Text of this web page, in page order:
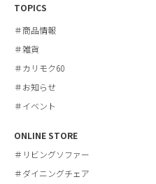
TOPICS
＃商品情報
＃雑貨
＃カリモク60
＃お知らせ
＃イベント
ONLINE STORE
＃リビングソファー
＃ダイニングチェア